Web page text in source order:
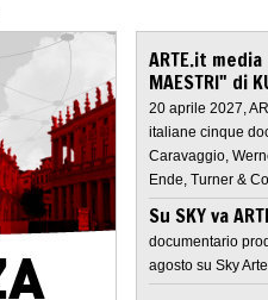
ARTE.it
MAESTRI" di
20 aprile 2027,
italiane cinque
Caravaggio,
Ende, Turner &
Su SKY va
documentario
agosto su Sky Arte